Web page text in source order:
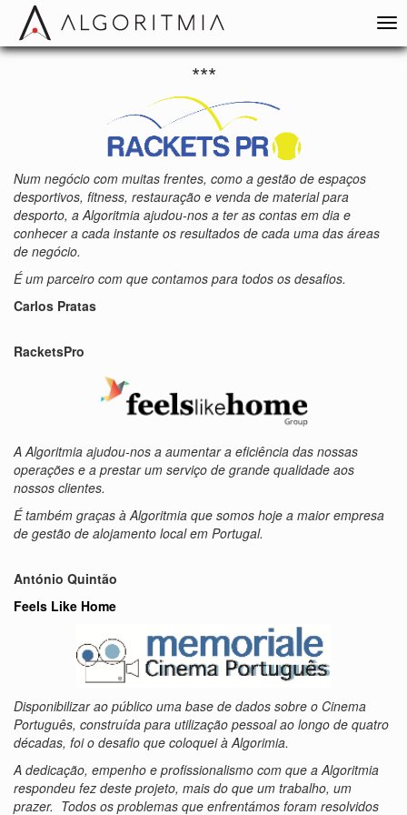
***
Num negócio com muitas frentes, como a gestão de espaços
desportivos, fitness, restauração e venda de material para
desporto, a Algoritmia ajudou-nos a ter as contas em dia e
conhecer a cada instante os resultados de cada uma das áreas
de negócio.
É um parceiro com que contamos para todos os desafios.
Carlos Pratas
RacketsPro
A Algoritmia ajudou-nos a aumentar a eficiência das nossas
operações e a prestar um serviço de grande qualidade aos
nossos clientes.
É também graças à Algoritmia que somos hoje a maior empresa
de gestão de alojamento local em Portugal.
António Quintão
Feels Like Home
Disponibilizar ao público uma base de dados sobre o Cinema
Português, construída para utilização pessoal ao longo de quatro
décadas, foi o desafio que coloquei à Algorimia.
A dedicação, empenho e profissionalismo com que a Algoritmia
respondeu fez deste projeto, mais do que um trabalho, um
prazer. Todos os problemas que enfrentámos foram resolvidos